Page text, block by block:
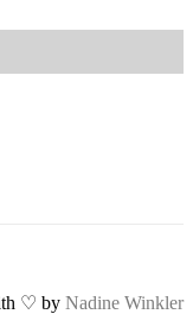
♡ by Nadine Winkler